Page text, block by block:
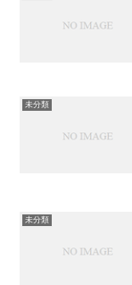
未分類
未分類